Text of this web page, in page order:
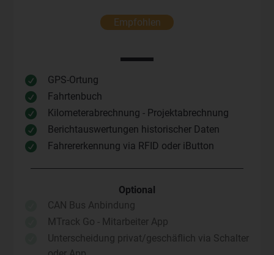
Empfohlen

GPS-Ortung

Fahrtenbuch

Kilometerabrechnung - Projektabrechnung

Berichtauswertungen historischer Daten

Fahrererkennung via RFID oder iButton
Optional
CAN Bus Anbindung
MTrack Go - Mitarbeiter App
Unterscheidung privat/geschäflich via Schalter